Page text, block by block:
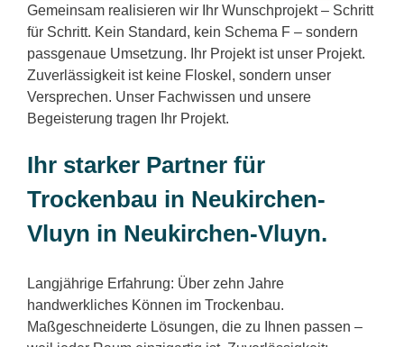
Gemeinsam realisieren wir Ihr Wunschprojekt – Schritt
für Schritt. Kein Standard, kein Schema F – sondern
passgenaue Umsetzung. Ihr Projekt ist unser Projekt.
Zuverlässigkeit ist keine Floskel, sondern unser
Versprechen. Unser Fachwissen und unsere
Begeisterung tragen Ihr Projekt.
Ihr starker Partner für
Trockenbau in Neukirchen-
Vluyn in Neukirchen-Vluyn.
Langjährige Erfahrung: Über zehn Jahre
handwerkliches Können im Trockenbau.
Maßgeschneiderte Lösungen, die zu Ihnen passen –